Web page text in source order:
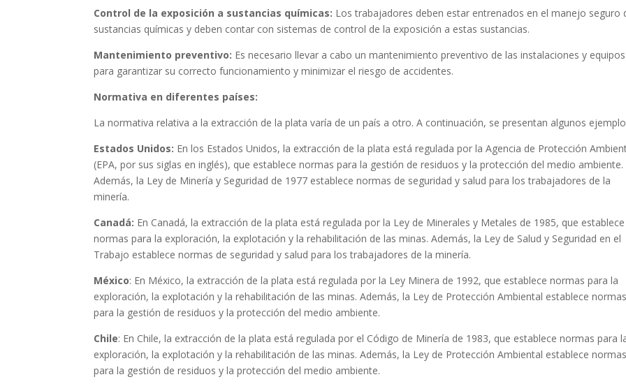
Control de la exposición a sustancias químicas: Los trabajadores deben estar entrenados en el manejo seguro
sustancias químicas y deben contar con sistemas de control de la exposición a estas sustancias.
Mantenimiento preventivo: Es necesario llevar a cabo un mantenimiento preventivo de las instalaciones y equipos
para garantizar su correcto funcionamiento y minimizar el riesgo de accidentes.
Normativa en diferentes países:
La normativa relativa a la extracción de la plata varía de un país a otro. A continuación, se presentan algunos
Estados Unidos: En los Estados Unidos, la extracción de la plata está regulada por la Agencia de Protección
(EPA, por sus siglas en inglés), que establece normas para la gestión de residuos y la protección del medio ambiente.
Además, la Ley de Minería y Seguridad de 1977 establece normas de seguridad y salud para los trabajadores de la
minería.
Canadá: En Canadá, la extracción de la plata está regulada por la Ley de Minerales y Metales de 1985, que establece
normas para la exploración, la explotación y la rehabilitación de las minas. Además, la Ley de Salud y Seguridad en el
Trabajo establece normas de seguridad y salud para los trabajadores de la minería.
México: En México, la extracción de la plata está regulada por la Ley Minera de 1992, que establece normas para la
exploración, la explotación y la rehabilitación de las minas. Además, la Ley de Protección Ambiental establece normas
para la gestión de residuos y la protección del medio ambiente.
Chile: En Chile, la extracción de la plata está regulada por el Código de Minería de 1983, que establece normas para
exploración, la explotación y la rehabilitación de las minas. Además, la Ley de Protección Ambiental establece normas
para la gestión de residuos y la protección del medio ambiente.